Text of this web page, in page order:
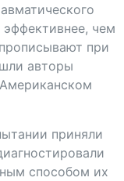
чем
при
авторы
приняли
способом их